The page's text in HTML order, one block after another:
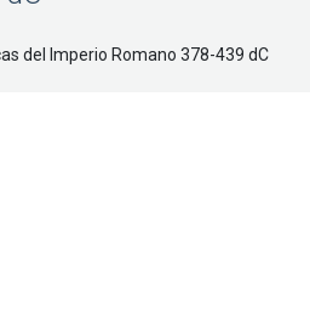
del Imperio Romano 378-439 dC